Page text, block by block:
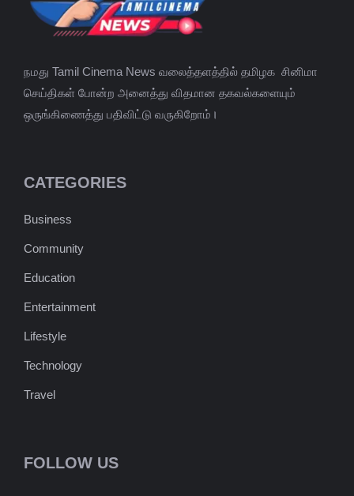
நமது Tamil Cinema News வலைத்தளத்தில் தமிழக சினிமா
செய்திகள் போன்ற அனைத்து விதமான தகவல்களையும்
ஒருங்கிணைத்து பதிவிட்டு வருகிறோம்।
CATEGORIES
Business
Community
Education
Entertainment
Lifestyle
Technology
Travel
FOLLOW US